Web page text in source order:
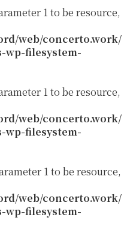
1 to be resource,
web/concerto.work/
wp-filesystem-
1 to be resource,
web/concerto.work/
wp-filesystem-
1 to be resource,
web/concerto.work/
wp-filesystem-